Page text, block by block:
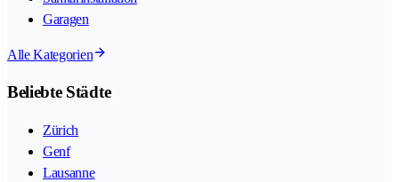
Garagen
Alle Kategorien
Beliebte Städte
Zürich
Genf
Lausanne